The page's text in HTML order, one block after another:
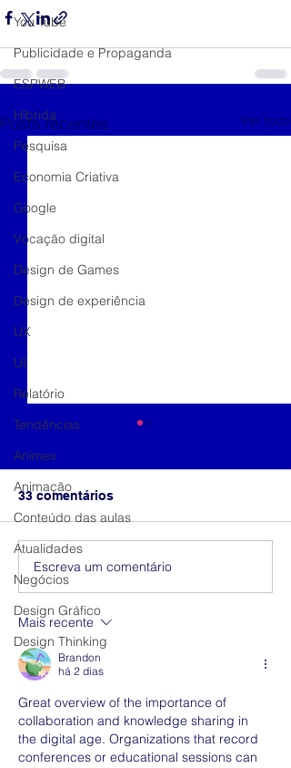
You Tube
Publicidade e Propaganda
ESPWEB
Híbrida
Pesquisa
Economia Criativa
Google
Vocação digital
Design de Games
Design de experiência
UX
UI
Relatório
Tendências
Animes
Animação
Conteúdo das aulas
Atualidades
Negócios
Design Gráfico
Design Thinking
Posts recentes Ver tudo
Cores da liberdade
33 comentários
Escreva um comentário
Mais recente
Brandon
há 2 dias
Great overview of the importance of
collaboration and knowledge sharing in
the digital age. Organizations that record
conferences or educational sessions can